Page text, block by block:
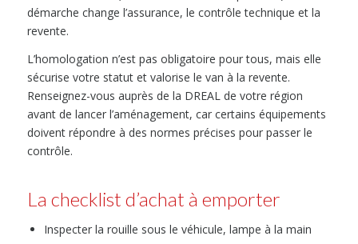
démarche change l’assurance, le contrôle technique et la
revente.
L’homologation n’est pas obligatoire pour tous, mais elle
sécurise votre statut et valorise le van à la revente.
Renseignez-vous auprès de la DREAL de votre région
avant de lancer l’aménagement, car certains équipements
doivent répondre à des normes précises pour passer le
contrôle.
La checklist d’achat à emporter
Inspecter la rouille sous le véhicule, lampe à la main